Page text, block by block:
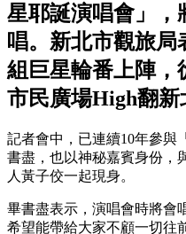
星耶誕演唱會」，
唱。新北市觀旅局
組巨星輪番上陣，
市民廣場High翻新
記者會中，已連續10年參與
書盡，也以神秘嘉賓身份，
人黃子佼一起現身。
畢書盡表示，演唱會時將會
希望能帶給大家不顧一切往